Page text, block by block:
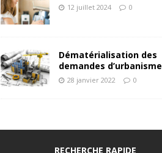
12 juillet 2024 0
Dématérialisation des
demandes d’urbanisme
28 janvier 2022 0
RECHERCHE RAPIDE